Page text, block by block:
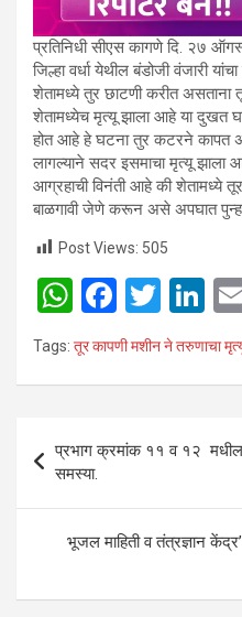
प्रतिनिधी सीएस कागणे दि. २७
जिल्हा वर्धा येथील बंडोजी वंजारी
शेतामध्ये तुर छाटणी करीत असताना
शेतामध्येच मृत्यू झाला आहे या दुखत
होत आहे हे घटना तुर कटरने कापत
लागल्याने सदर इसमाचा मृत्यू झाला
आग्रहाची विनंती आहे की शेतामध्ये
बाळगावी जेणे करून असे अपघात
Post Views: 505
W
h
at
A
p
p
F
a
ce
o
k
T
wi
tt
Li
n
ke
n
Tags: तूर कापणी मशीन ने तरुणाचा
navigation
प्रभाग क्रमांक ११ व १२ मधील
समस्या.
भूजल माहिती व तंत्रज्ञान